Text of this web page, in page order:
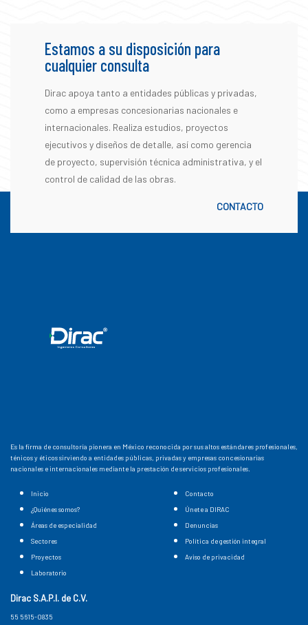
Estamos a su disposición para
cualquier consulta
Dirac apoya tanto a entidades públicas y privadas,
como a empresas concesionarias nacionales e
internacionales. Realiza estudios, proyectos
ejecutivos y diseños de detalle, así como gerencia
de proyecto, supervisión técnica administrativa, y el
control de calidad de las obras.
CONTACTO
Es la firma de consultoría pionera en México reconocida por sus altos estándares profesionales,
ténicos y éticos sirviendo a entidades públicas, privadas y empresas concesionarias
nacionales e internacionales mediante la prestación de servicios profesionales.
Inicio
¿Quiénes somos?
Áreas de especialidad
Sectores
Proyectos
Laboratorio
Contacto
Únete a DIRAC
Denuncias
Política de gestión integral
Aviso de privacidad
Dirac S.A.P.I. de C.V.
55 5615-0835